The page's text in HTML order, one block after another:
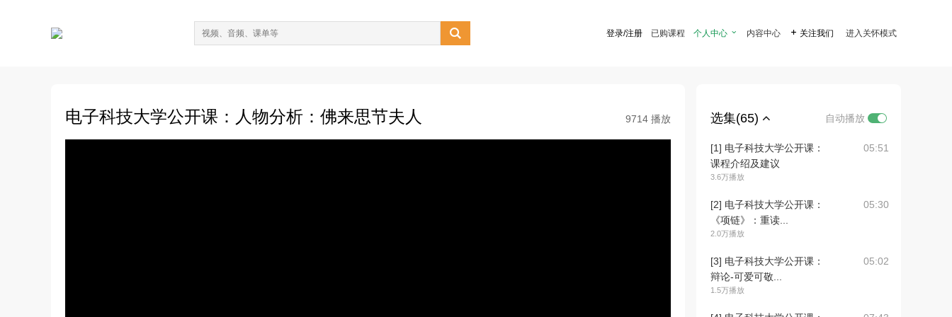
 登录/注册 已购课程 个人中心  内容中心  关注我们 进入关怀模式
电子科技大学公开课：人物分析：佛来思节夫人 9714 播放 选集(65) 自动播放
[1] 电子科技大学公开课：
课程介绍及建议
3.6万播放
05:51
[2] 电子科技大学公开课：
《项链》：重读...
2.0万播放
05:30
[3] 电子科技大学公开课：
辩论-可爱可敬...
1.5万播放
05:02